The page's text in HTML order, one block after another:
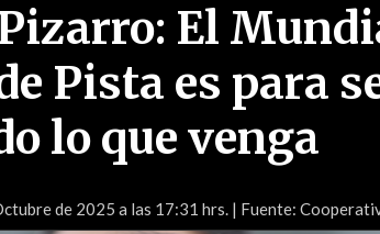
El
Pista es para
lo que venga
de 2025 a las 17:31 hrs. | Fuente: